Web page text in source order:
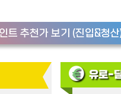
트 추천가 보기 (진입&청산
유로-